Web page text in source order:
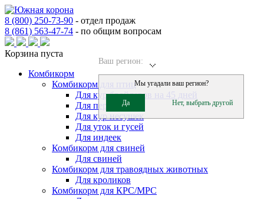
8 (800) 250-73-90 - отдел продаж
8 (861) 563-47-74 - по общим вопросам
Ваш регион:
Мы угадали ваш регион?
Да Нет, выбрать другой
Корзина пуста
Комбикорм
Комбикорм для птиц
Для кур бройлеров на 45 дней
Для перепелов
Для кур несушек
Для уток и гусей
Для индеек
Комбикорм для свиней
Для свиней
Комбикорм для травоядных животных
Для кроликов
Комбикорм для КРС/МРС